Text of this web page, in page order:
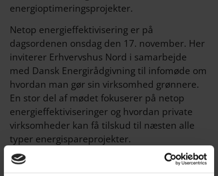
energioptimeringsprojekter.
Netop energieffektivisering er på
dagsordenen onsdag den 17. november. Her
inviterer Erhvervshus Nord i samarbejde
med Dansk Energirådgivning til infomøde om
hvordan man gør sin virksomhed grønnere.
En stor del af mødet fokuserer på netop
energieffektiviseringer og hvordan private
virksomheder kan få tilskud til næsten alle
typer energispareprojekter.
Tilmeld dig infomødet her